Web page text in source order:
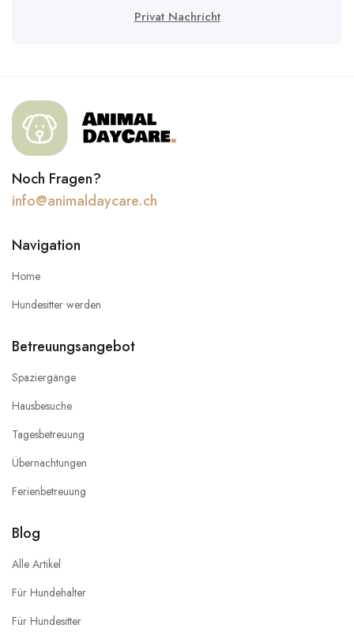
Privat Nachricht
Noch Fragen?
info@animaldaycare.ch
Navigation
Home
Hundesitter werden
Betreuungsangebot
Spaziergänge
Hausbesuche
Tagesbetreuung
Übernachtungen
Ferienbetreuung
Blog
Alle Artikel
Für Hundehalter
Für Hundesitter